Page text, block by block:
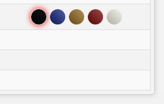
Đen Xanh Nâu Đỏ Trắng